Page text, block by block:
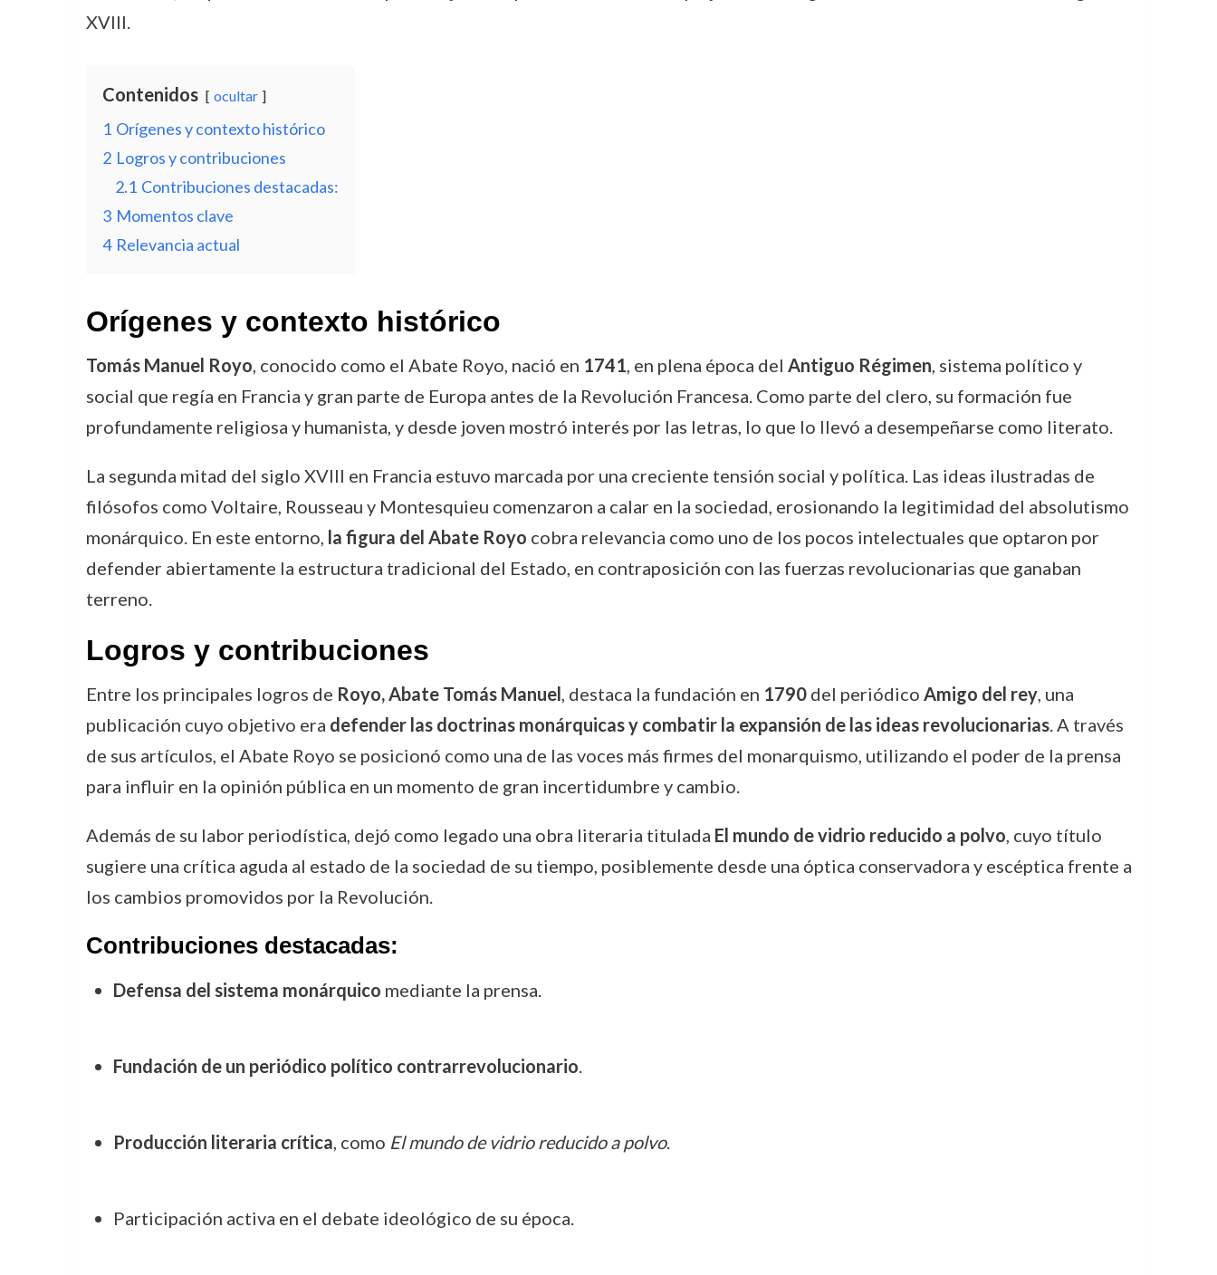
XVIII.
Contenidos ocultar
1 Orígenes y contexto histórico
2 Logros y contribuciones
2.1 Contribuciones destacadas:
3 Momentos clave
4 Relevancia actual
Orígenes y contexto histórico
Tomás Manuel Royo, conocido como el Abate Royo, nació en 1741, en plena época del Antiguo Régimen, sistema político y
social que regía en Francia y gran parte de Europa antes de la Revolución Francesa. Como parte del clero, su formación fue
profundamente religiosa y humanista, y desde joven mostró interés por las letras, lo que lo llevó a desempeñarse como literato.
La segunda mitad del siglo XVIII en Francia estuvo marcada por una creciente tensión social y política. Las ideas ilustradas de
filósofos como Voltaire, Rousseau y Montesquieu comenzaron a calar en la sociedad, erosionando la legitimidad del absolutismo
monárquico. En este entorno, la figura del Abate Royo cobra relevancia como uno de los pocos intelectuales que optaron por
defender abiertamente la estructura tradicional del Estado, en contraposición con las fuerzas revolucionarias que ganaban
terreno.
Logros y contribuciones
Entre los principales logros de Royo, Abate Tomás Manuel, destaca la fundación en 1790del periódico Amigo del rey, una
publicación cuyo objetivo era defender las doctrinas monárquicas y combatir la expansión de las ideas revolucionarias. A través
de sus artículos, el Abate Royo se posicionó como una de las voces más firmes del monarquismo, utilizando el poder de la prensa
para influir en la opinión pública en un momento de gran incertidumbre y cambio.
Además de su labor periodística, dejó como legado una obra literaria titulada El mundo de vidrio reducido a polvo, cuyo título
sugiere una crítica aguda al estado de la sociedad de su tiempo, posiblemente desde una óptica conservadora y escéptica frente a
los cambios promovidos por la Revolución.
Contribuciones destacadas:
Defensa del sistema monárquico mediante la prensa.
Fundación de un periódico político contrarrevolucionario.
Producción literaria crítica, como El mundo de vidrio reducido a polvo.
Participación activa en el debate ideológico de su época.